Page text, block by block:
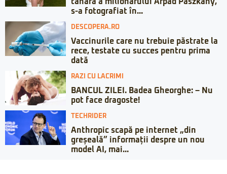
tânără a milionarului Arpad Paszkany,
s-a fotografiat în...
DESCOPERA.RO
Vaccinurile care nu trebuie păstrate la
rece, testate cu succes pentru prima
dată
RAZI CU LACRIMI
BANCUL ZILEI. Badea Gheorghe: – Nu
pot face dragoste!
TECHRIDER
Anthropic scapă pe internet „din
greșeală” informații despre un nou
model AI, mai...